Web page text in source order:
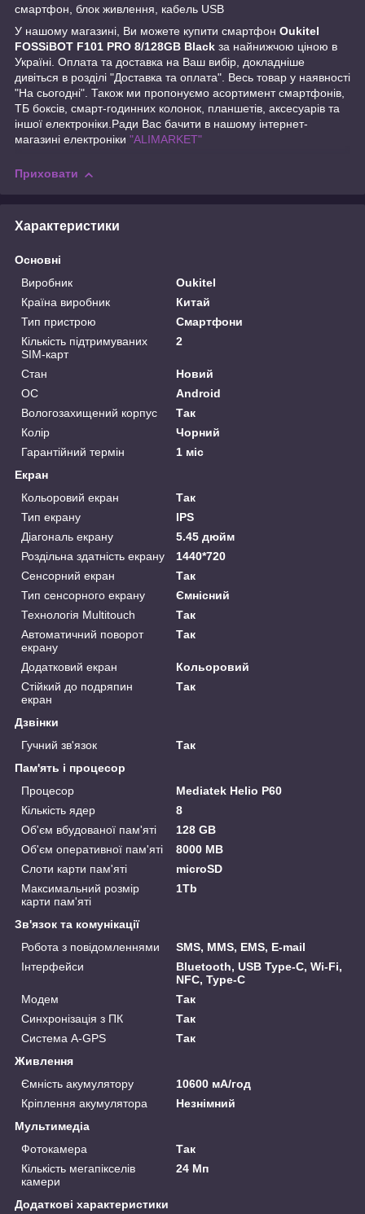
смартфон, блок живлення, кабель USB
У нашому магазині, Ви можете купити смартфон Oukitel
FOSSiBOT F101 PRO 8/128GB Black за найнижчою ціною в
Україні. Оплата та доставка на Ваш вибір, докладніше
дивіться в розділі "Доставка та оплата". Весь товар у наявності
"На сьогодні". Також ми пропонуємо асортимент смартфонів,
ТБ боксів, смарт-годинних колонок, планшетів, аксесуарів та
іншої електроніки.Ради Вас бачити в нашому інтернет-
магазині електроніки "ALIMARKET"
Приховати
Характеристики
Основні
Виробник
Oukitel
Країна виробник
Китай
Тип пристрою
Смартфони
Кількість підтримуваних
SIM-карт
2
Стан
Новий
ОС
Android
Вологозахищений корпус
Так
Колір
Чорний
Гарантійний термін
1 міс
Екран
Кольоровий екран
Так
Тип екрану
IPS
Діагональ екрану
5.45 дюйм
Роздільна здатність екрану
1440*720
Сенсорний екран
Так
Тип сенсорного екрану
Ємнісний
Технологія Multitouch
Так
Автоматичний поворот
екрану
Так
Додатковий екран
Кольоровий
Стійкий до подряпин
екран
Так
Дзвінки
Гучний зв'язок
Так
Пам'ять і процесор
Процесор
Mediatek Helio Р60
Кількість ядер
8
Об'єм вбудованої пам'яті
128 GB
Об'єм оперативної пам'яті
8000 MB
Слоти карти пам'яті
microSD
Максимальний розмір
карти пам'яті
1Tb
Зв'язок та комунікації
Робота з повідомленнями
SMS, MMS, EMS, E-mail
Інтерфейси
Bluetooth, USB Type-C, Wi-Fi,
NFC, Type-C
Модем
Так
Синхронізація з ПК
Так
Система A-GPS
Так
Живлення
Ємність акумулятору
10600 мА/год
Кріплення акумулятора
Незнімний
Мультимедіа
Фотокамера
Так
Кількість мегапікселів
камери
24 Мп
Додаткові характеристики